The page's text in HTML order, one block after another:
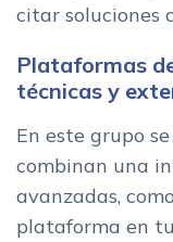
citar soluciones
Plataformas
técnicas y
En este grupo
combinan una
avanzadas,
plataforma en